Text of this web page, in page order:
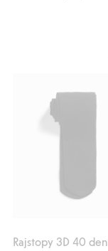
Rajstopy 3D 40 den